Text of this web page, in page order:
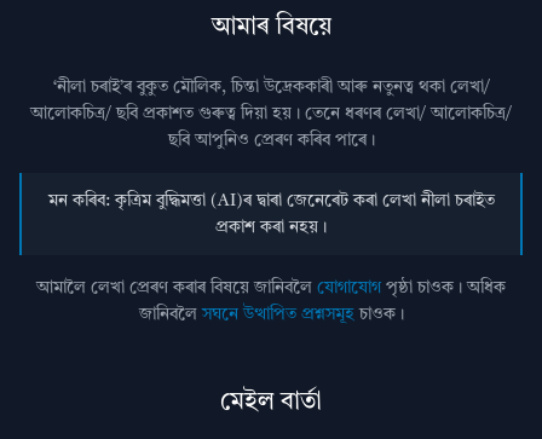
আমাৰ বিষয়ে
‘নীলা চৰাই’ৰ বুকুত মৌলিক, চিন্তা উদ্রেককাৰী আৰু নতুনত্ব থকা লেখা/
আলোকচিত্ৰ/ ছবি প্রকাশত গুৰুত্ব দিয়া হয়। তেনে ধৰণৰ লেখা/ আলোকচিত্ৰ/
ছবি আপুনিও প্রেৰণ কৰিব পাৰে।
মন কৰিব: কৃত্ৰিম বুদ্ধিমত্তা (AI)ৰ দ্বাৰা জেনেৰেট কৰা লেখা নীলা চৰাইত
প্ৰকাশ কৰা নহয়।
আমালৈ লেখা প্ৰেৰণ কৰাৰ বিষয়ে জানিবলৈ যোগাযোগ পৃষ্ঠা চাওক। অধিক
জানিবলৈসঘনে উত্থাপিত প্ৰশ্নসমূহচাওক।
মেইল বাৰ্তা